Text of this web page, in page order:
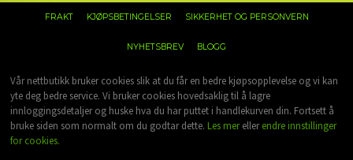
FRAKT KJØPSBETINGELSER SIKKERHET OG PERSONVERN
NYHETSBREV BLOGG
Vår nettbutikk bruker cookies slik at du får en bedre kjøpsopplevelse og vi kan
yte deg bedre service. Vi bruker cookies hovedsaklig til å lagre
innloggingsdetaljer og huske hva du har puttet i handlekurven din. Fortsett å
bruke siden som normalt om du godtar dette. Les merellerendre innstillinger
for cookies.